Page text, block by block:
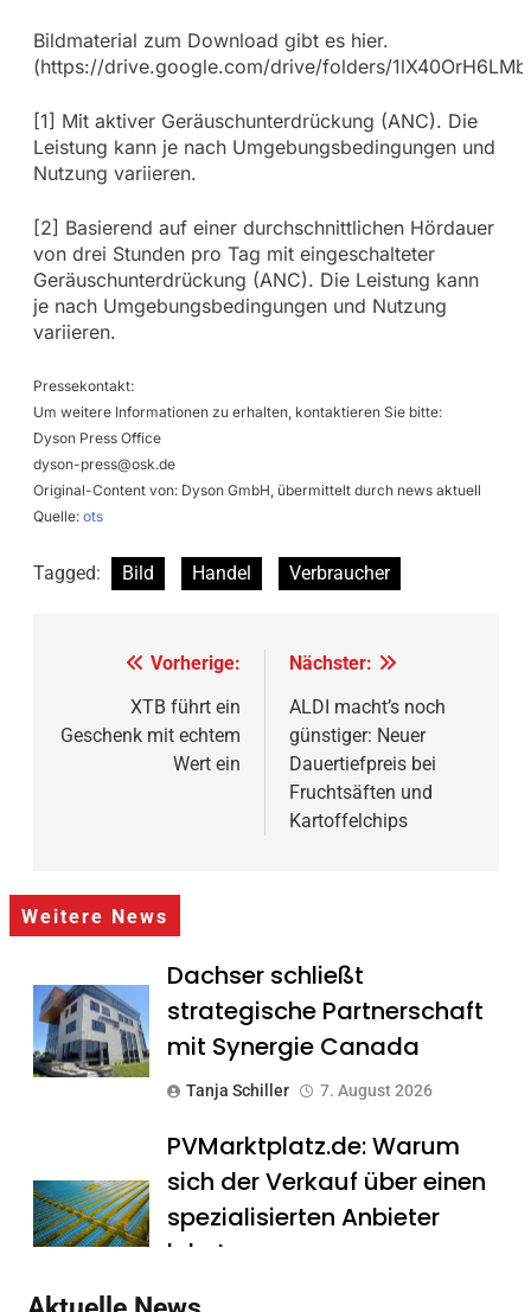
Bildmaterial zum Download gibt es hier.
(https://drive.google.com/drive/folders/
[1] Mit aktiver Geräuschunterdrückung (ANC). Die
Leistung kann je nach Umgebungsbedingungen und
Nutzung variieren.
[2] Basierend auf einer durchschnittlichen Hördauer
von drei Stunden pro Tag mit eingeschalteter
Geräuschunterdrückung (ANC). Die Leistung kann
je nach Umgebungsbedingungen und Nutzung
variieren.
Pressekontakt:
Um weitere Informationen zu erhalten, kontaktieren Sie bitte:
Dyson Press Office
dyson-press@osk.de
Original-Content von: Dyson GmbH, übermittelt durch news aktuell
Quelle: ots
Tagged: Bild Handel Verbraucher
Beitragsnavigation
Vorherige:
XTB führt ein
Geschenk mit echtem
Wert ein
Nächster:
ALDI macht’s noch
günstiger: Neuer
Dauertiefpreis bei
Fruchtsäften und
Kartoffelchips
Weitere News
Dachser schließt
strategische Partnerschaft
mit Synergie Canada
Tanja Schiller 7. August 2026
PVMarktplatz.de: Warum
sich der Verkauf über einen
spezialisierten Anbieter
lohnt